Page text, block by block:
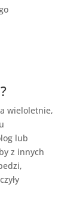
wieloletnie,
lub
z innych